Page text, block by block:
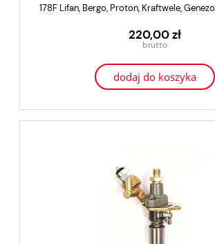
178F Lifan, Bergo, Proton, Kraftwele, Genezo
220,00 zł
dodaj do koszyka